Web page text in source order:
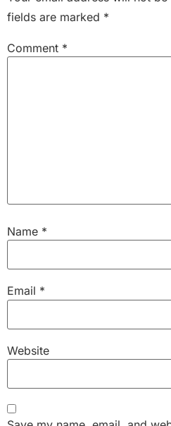
fields are marked *
Comment *
Name *
Email *
Website